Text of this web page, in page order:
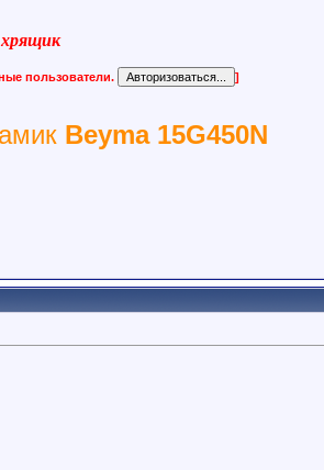
хрящик
пользователи. ]
Beyma 15G450N